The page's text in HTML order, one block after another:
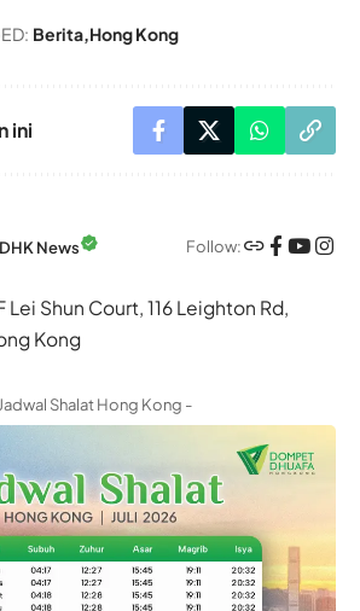
Berita Hong Kong
ini
News Follow:
Shun Court, 116 Leighton Rd,
Kong
Shalat Hong Kong -